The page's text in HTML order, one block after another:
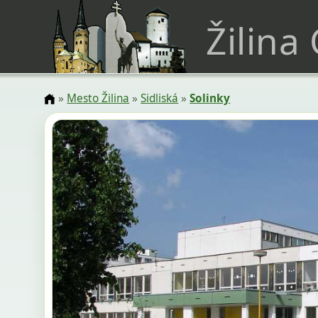
Žilina
» Mesto Žilina »Sidliská »Solinky